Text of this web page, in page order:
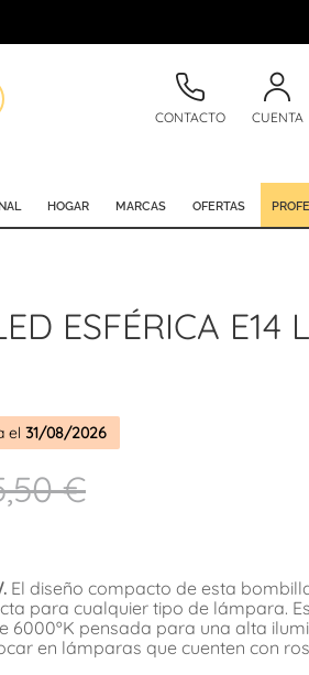
CONTACTO CUENTA
HOGAR MARCAS OFERTAS
ESFÉRICA E14
el 31/08/2026
€
El diseño compacto de esta
para cualquier tipo de lámpara.
6000ºK pensada para una alta
en lámparas que cuenten con